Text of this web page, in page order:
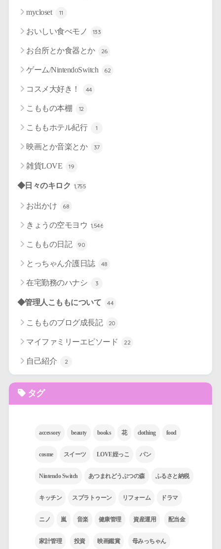
mycloset 11
おいしい食べモノ 133
お台所とか食器とか 26
ゲーム/NintendoSwitch 62
コスメ大好き！ 44
こももの本棚 12
こももホテル紀行 1
映画とか音楽とか 37
雑貨LOVE 19
◆日々のキロク 1,755
お出かけ 68
きょうの空モヨウ 1,546
こももの日記 90
とっちゃん介護日誌 48
在宅勤務のハナシ 3
◆管理人こももについて 44
こもものブログ成長記 20
マイファミリーエピソード 22
自己紹介 2
タグ
accessory beauty books 花 clothing food
cosme スイーツ LOVE姪っこ パン
Nintendo Switch あつまれどうぶつの森 ふるさと納税
キッチン スプラトゥーン リフォーム ドラマ
ニノ 嵐 音楽 健康管理 資産運用 配当金
家計管理 投資 映画鑑賞 母みっちゃん